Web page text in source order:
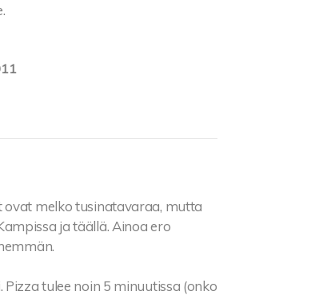
melko tusinatavaraa, mutta
ja täällä. Ainoa ero
tulee noin 5 minuutissa (onko